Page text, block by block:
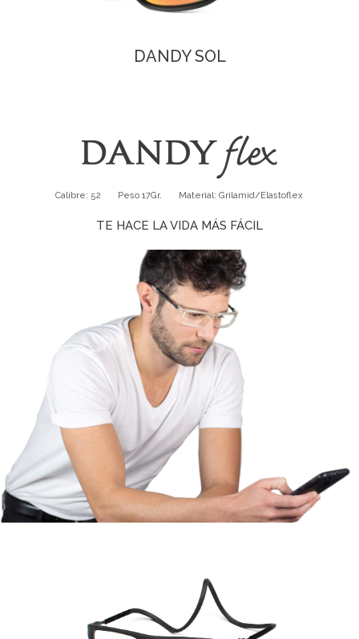
DANDY SOL
Calibre: 52 Peso 17Gr. Material: Grilamid/Elastoflex
TE HACE LA VIDA MÁS FÁCIL